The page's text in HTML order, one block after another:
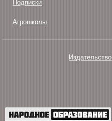
Подписки
Агрошколы
Издательство